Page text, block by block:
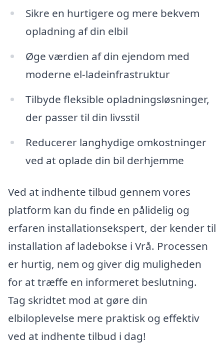
Sikre en hurtigere og mere bekvem
opladning af din elbil
Øge værdien af din ejendom med
moderne el-ladeinfrastruktur
Tilbyde fleksible opladningsløsninger,
der passer til din livsstil
Reducerer langhydige omkostninger
ved at oplade din bil derhjemme
Ved at indhente tilbud gennem vores
platform kan du finde en pålidelig og
erfaren installationsekspert, der kender til
installation af ladebokse i Vrå. Processen
er hurtig, nem og giver dig muligheden
for at træffe en informeret beslutning.
Tag skridtet mod at gøre din
elbiloplevelse mere praktisk og effektiv
ved at indhente tilbud i dag!